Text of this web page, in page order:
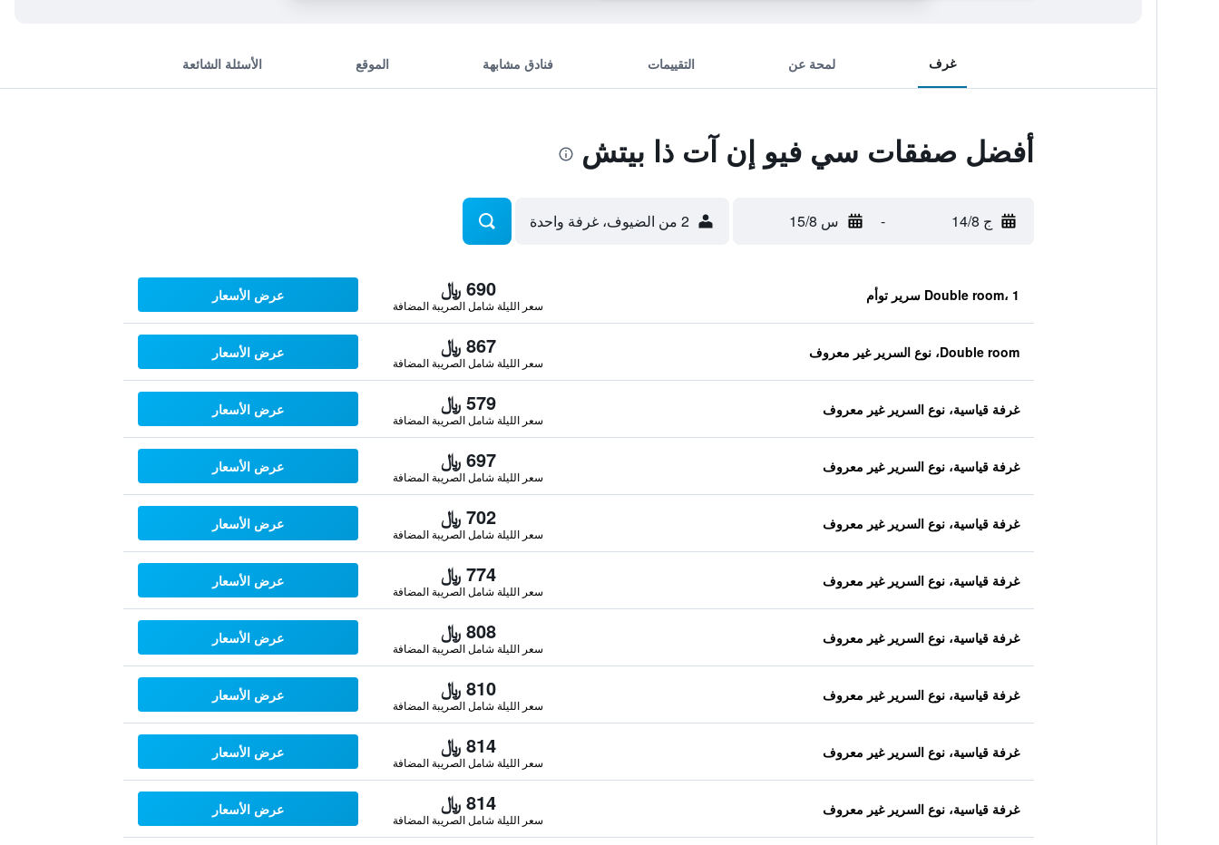
غرف لمحة عن التقييمات فنادق مشابهة الموقع الأسئلة الشائعة
أفضل صفقات سي فيو إن آت ذا بيتش
ج 14/8 - س 15/8 2 من الضيوف، غرفة واحدة
Double room، 1 سرير توأم 690 ﷼
سعر الليلة شامل الصريبة المضافة
عرض الأسعار
Double room، نوع السرير غير معروف 867 ﷼
سعر الليلة شامل الصريبة المضافة
عرض الأسعار
غرفة قياسية، نوع السرير غير معروف 579 ﷼
سعر الليلة شامل الصريبة المضافة
عرض الأسعار
غرفة قياسية، نوع السرير غير معروف 697 ﷼
سعر الليلة شامل الصريبة المضافة
عرض الأسعار
غرفة قياسية، نوع السرير غير معروف 702 ﷼
سعر الليلة شامل الصريبة المضافة
عرض الأسعار
غرفة قياسية، نوع السرير غير معروف 774 ﷼
سعر الليلة شامل الصريبة المضافة
عرض الأسعار
غرفة قياسية، نوع السرير غير معروف 808 ﷼
سعر الليلة شامل الصريبة المضافة
عرض الأسعار
غرفة قياسية، نوع السرير غير معروف 810 ﷼
سعر الليلة شامل الصريبة المضافة
عرض الأسعار
غرفة قياسية، نوع السرير غير معروف 814 ﷼
سعر الليلة شامل الصريبة المضافة
عرض الأسعار
غرفة قياسية، نوع السرير غير معروف 814 ﷼
سعر الليلة شامل الصريبة المضافة
عرض الأسعار